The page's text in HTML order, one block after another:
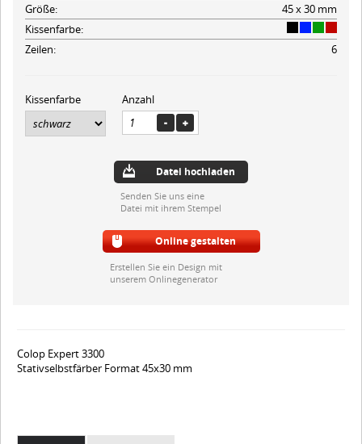
Größe:
45 x 30 mm
Kissenfarbe:
Zeilen:
6
Kissenfarbe Anzahl
Datei hochladen
Senden Sie uns eine
Datei mit ihrem Stempel
Online gestalten
Erstellen Sie ein Design mit
unserem Onlinegenerator
Colop Expert 3300
Stativselbstfärber Format 45x30 mm